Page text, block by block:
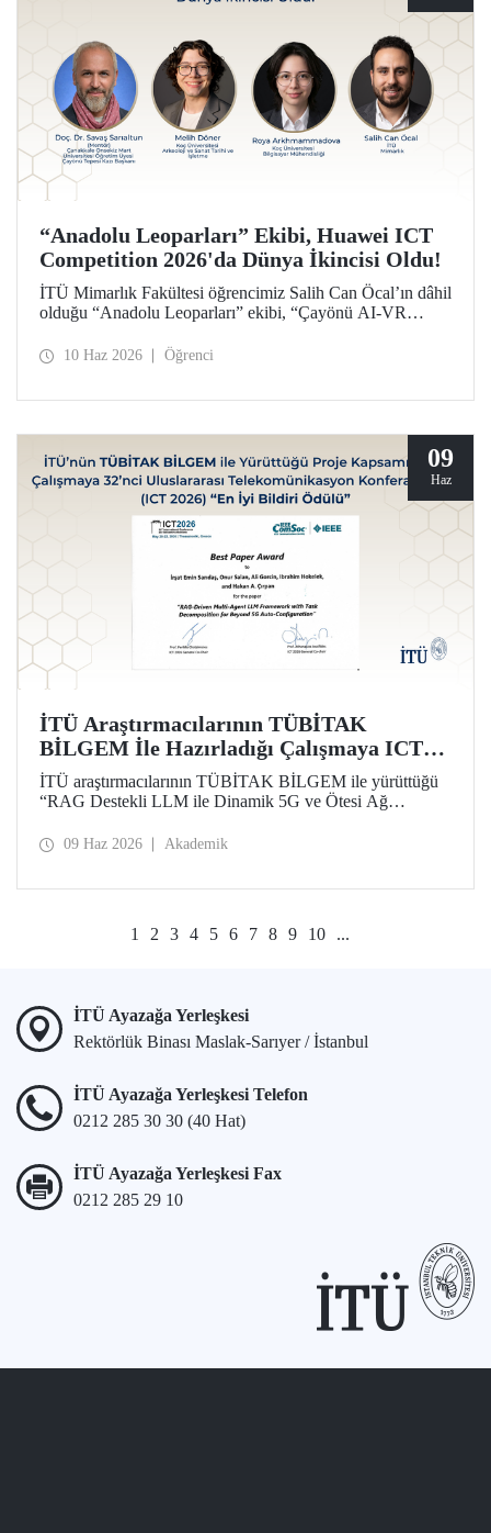
“Anadolu Leoparları” Ekibi, Huawei ICT
Competition 2026'da Dünya İkincisi Oldu!
İTÜ Mimarlık Fakültesi öğrencimiz Salih Can Öcal’ın dâhil
olduğu “Anadolu Leoparları” ekibi, “Çayönü AI-VR
2026’da inovasyon kategorisinde dünya ikincisi oldu.
10 Haz 2026 Öğrenci
09
Haz
İTÜ Araştırmacılarının TÜBİTAK
BİLGEM İle Hazırladığı Çalışmaya ICT
2026’da En İyi Bildiri Ödülü
İTÜ araştırmacılarının TÜBİTAK BİLGEM ile yürüttüğü
“RAG Destekli LLM ile Dinamik 5G ve Ötesi Ağ
Uluslararası Telekomünikasyon Konferansı (ICT 2026)
09 Haz 2026 Akademik
1 2 3 4 5 6 7 8 9 10 ...
İTÜ Ayazağa Yerleşkesi
Rektörlük Binası Maslak-Sarıyer / İstanbul
İTÜ Ayazağa Yerleşkesi Telefon
0212 285 30 30 (40 Hat)
İTÜ Ayazağa Yerleşkesi Fax
0212 285 29 10